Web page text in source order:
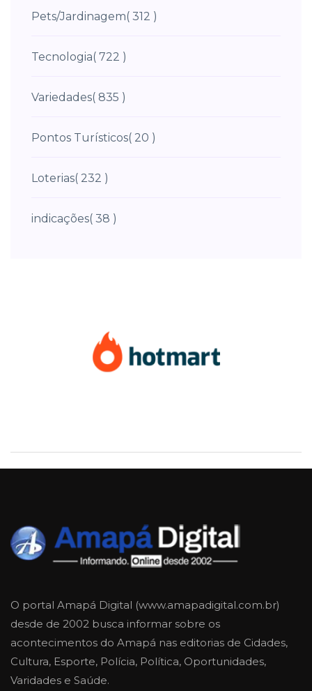
Pets/Jardinagem( 312 )
Tecnologia( 722 )
Variedades( 835 )
Pontos Turísticos( 20 )
Loterias( 232 )
indicações( 38 )
O portal Amapá Digital (www.amapadigital.com.br)
desde de 2002 busca informar sobre os
acontecimentos do Amapá nas editorias de Cidades,
Cultura, Esporte, Polícia, Política, Oportunidades,
Varidades e Saúde.